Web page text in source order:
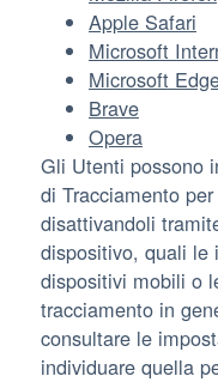
Apple Safari
Microsoft
Microsoft
Brave
Opera
Gli Utenti possono
di Tracciamento
disattivandoli
dispositivo, quali le
dispositivi mobili o
tracciamento in
consultare le
individuare quella